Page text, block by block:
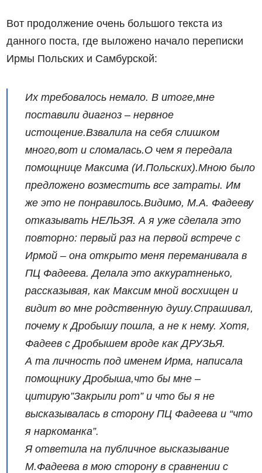
Вот продолжение очень большого текста из
данного поста, где выложено начало переписки
Ирмы Польских и Самбурской:
Их требовалось немало. В итоге,мне
поставили диагноз – нервное
истощение.Взвалила на себя слишком
много,вот и сломалась.О чем я передала
помощнице Максима (И.Польских).Мною было
предложено возместить все затраты. Им
же это не понравилось.Видимо, М.А. Фадееву
отказывать НЕЛЬЗЯ. А я уже сделала это
повторно: первый раз на первой встрече с
Ирмой – она открыто меня переманивала в
ПЦ Фадеева. Делала это аккуратненько,
рассказывая, как Максим мной восхищен и
видит во мне родственную душу.Спрашивал,
почему к Дробышу пошла, а не к нему. Хотя,
Фадеев с Дробышем вроде как ДРУЗЬЯ.
А та личность под именем Ирма, написала
помощнику Дробыша,что бы мне –
цитирую”Закрыли рот” и что бы я не
высказывалась в сторону ПЦ Фадеева и “что
я наркоманка”.
Я ответила на публичное высказывание
М.Фадеева в мою сторону в сравнении с